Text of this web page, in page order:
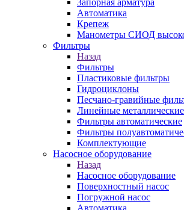
Запорная арматура
Автоматика
Крепеж
Манометры СИОД
Фильтры
Назад
Фильтры
Пластиковые фильтры
Гидроциклоны
Песчано-гравийные
Линейные
Фильтры автоматические
Фильтры
Комплектующие
Насосное оборудование
Назад
Насосное оборудование
Поверхностный насос
Погружной насос
Автоматика